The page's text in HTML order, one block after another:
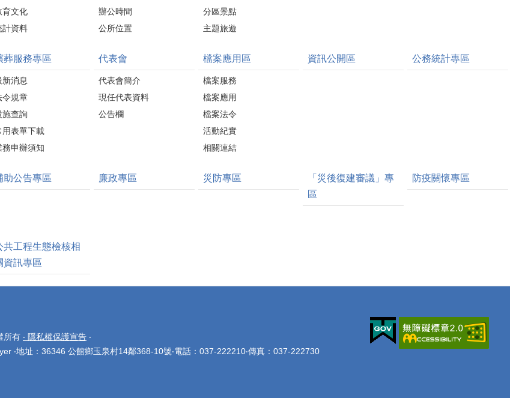
育文化
計資料
辦公時間
公所位置
分區景點
主題旅遊
葬服務專區
新消息
令規章
施查詢
用表單下載
務申辦須知
代表會
代表會簡介
現任代表資料
公告欄
檔案應用區
檔案服務
檔案應用
檔案法令
活動紀實
相關連結
資訊公開區 公務統計專區
助公告專區 廉政專區 災防專區
「災後復建審議」專
區
防疫關懷專區
共工程生態檢核相
資訊專區
所有 ‧ 隱私權保護宣告 ‧
‧地址：36346 公館鄉玉泉村14鄰368-10號‧電話：037-222210‧傳真：037-222730